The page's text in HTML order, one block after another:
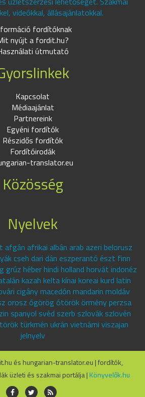
videókkal, állásajánlatokkal.
fordítóknak
nyújt a fordit.hu?
útmutató
Kapcsolat
Médiaajánlat
Partnereink
Egyéni fordítók
Részidős fordítók
Fordítóirodák
translator.eu
Közösség
Nyelvek
afgán afrikai albán arab azeri belorusz
cseh dari dán eszperantó észt finn
grúz héber hindi holland horvát indonéz
kazah kelta kínai koreai kurd latin
cigány macedón mandarin moldáv
orosz ógörög ótörök örmény perzsa
spanyol svéd szerb szlovák szlovén
türkmén ukrán vietnámi viszajan
jelnyelv
és hungarian-translator.eu | fordítók,
üzleti és szakmai portálja | Könyvelők.hu